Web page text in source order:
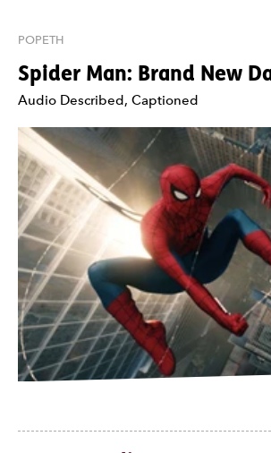
Spider Man: Brand New
POPETH
Nodiadau
Audio Described, Captioned